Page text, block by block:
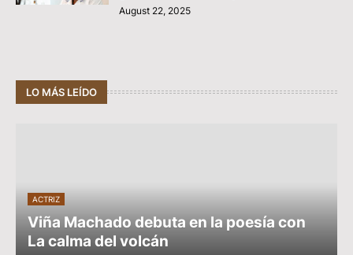
August 22, 2025
LO MÁS LEÍDO
ACTRIZ
Viña Machado debuta en la poesía con
La calma del volcán